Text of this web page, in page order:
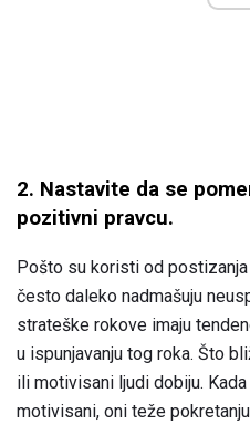
2. Nastavite da se
pozitivni pravcu.
Pošto su koristi od
često daleko nadmašuju
strateške rokove imaju
u ispunjavanju tog roka. Što
ili motivisani ljudi dobiju.
motivisani, oni teže